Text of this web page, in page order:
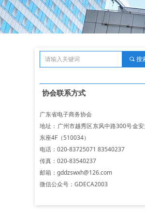
广东省电子商务协会
地址：广州市越秀区东风中路300号金安
东座4F（510034）
电话：020-83725071 83540237
传真：020-83540237
邮箱：gddzswxh@126.com
微信公众号：GDECA2003
协会联系方式
끠 搜